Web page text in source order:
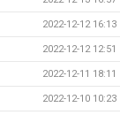
2022-12-12 16:13
2022-12-12 12:51
2022-12-11 18:11
2022-12-10 10:23